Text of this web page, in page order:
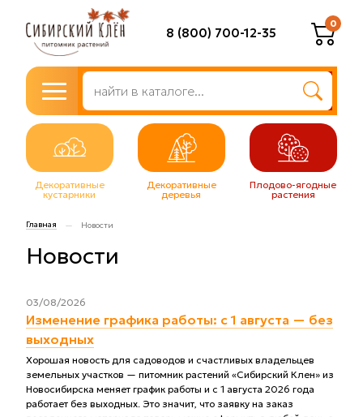
8 (800) 700-12-35
0
Декоративные
кустарники
Декоративные
деревья
Плодово-ягодные
растения
Главная — Новости
Новости
03/08/2026
Изменение графика работы: с 1 августа — без
выходных
Хорошая новость для садоводов и счастливых владельцев
земельных участков — питомник растений «Сибирский Клен» из
Новосибирска меняет график работы и с 1 августа 2026 года
работает без выходных. Это значит, что заявку на заказ